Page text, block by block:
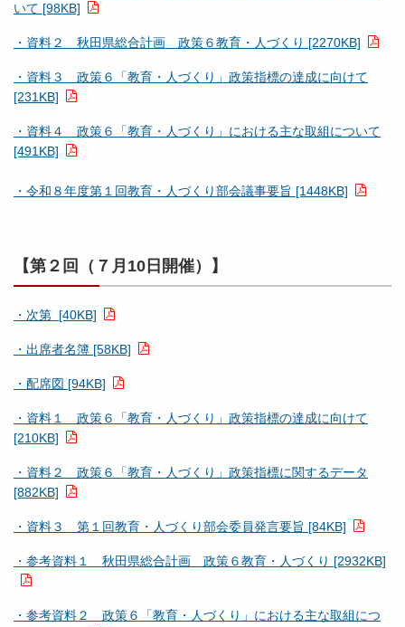
いて [98KB]
・資料２ 秋田県総合計画 政策６教育・人づくり [2270KB]
・資料３ 政策６「教育・人づくり」政策指標の達成に向けて
[231KB]
・資料４ 政策６「教育・人づくり」における主な取組について
[491KB]
・令和８年度第１回教育・人づくり部会議事要旨 [1448KB]
【第２回（７月10日開催）】
・次第 [40KB]
・出席者名簿 [58KB]
・配席図 [94KB]
・資料１ 政策６「教育・人づくり」政策指標の達成に向けて
[210KB]
・資料２ 政策６「教育・人づくり」政策指標に関するデータ
[882KB]
・資料３ 第１回教育・人づくり部会委員発言要旨 [84KB]
・参考資料１ 秋田県総合計画 政策６教育・人づくり [2932KB]
・参考資料２ 政策６「教育・人づくり」における主な取組につ